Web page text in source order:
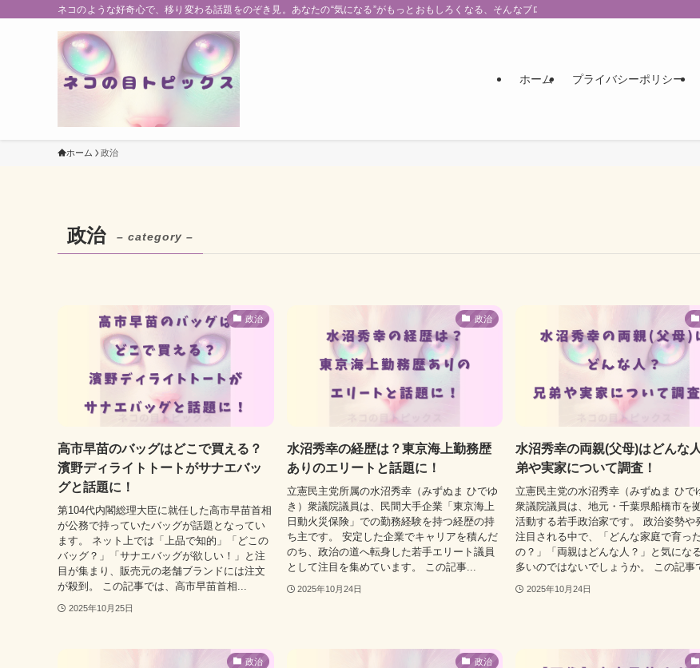
ネコのような好奇心で、移り変わる話題をのぞき見。あなたの“気になる”がもっとおもしろくなる、そんなブログです。
ホーム プライバシーポリシー
ホーム 政治
政治 – category –
政治
高市早苗のバッグはどこで買える？
濱野ディライトトートがサナエバッ
グと話題に！
第104代内閣総理大臣に就任した高市早苗首相
が公務で持っていたバッグが話題となってい
ます。 ネット上では「上品で知的」「どこの
バッグ？」「サナエバッグが欲しい！」と注
目が集まり、販売元の老舗ブランドには注文
が殺到。 この記事では、高市早苗首相...
2025年10月25日
政治
水沼秀幸の経歴は？東京海上勤務歴
ありのエリートと話題に！
立憲民主党所属の水沼秀幸（みずぬま ひでゆ
き）衆議院議員は、民間大手企業「東京海上
日動火災保険」での勤務経験を持つ経歴の持
ち主です。 安定した企業でキャリアを積んだ
のち、政治の道へ転身した若手エリート議員
として注目を集めています。 この記事...
2025年10月24日
水沼秀幸の両親(父母)はどんな
弟や実家について調査！
立憲民主党の水沼秀幸（みずぬま ひで
衆議院議員は、地元・千葉県船橋市を
活動する若手政治家です。 政治姿勢や
注目される中で、「どんな家庭で育っ
の？」「両親はどんな人？」と気にな
多いのではないでしょうか。 この記事
2025年10月24日
政治 政治